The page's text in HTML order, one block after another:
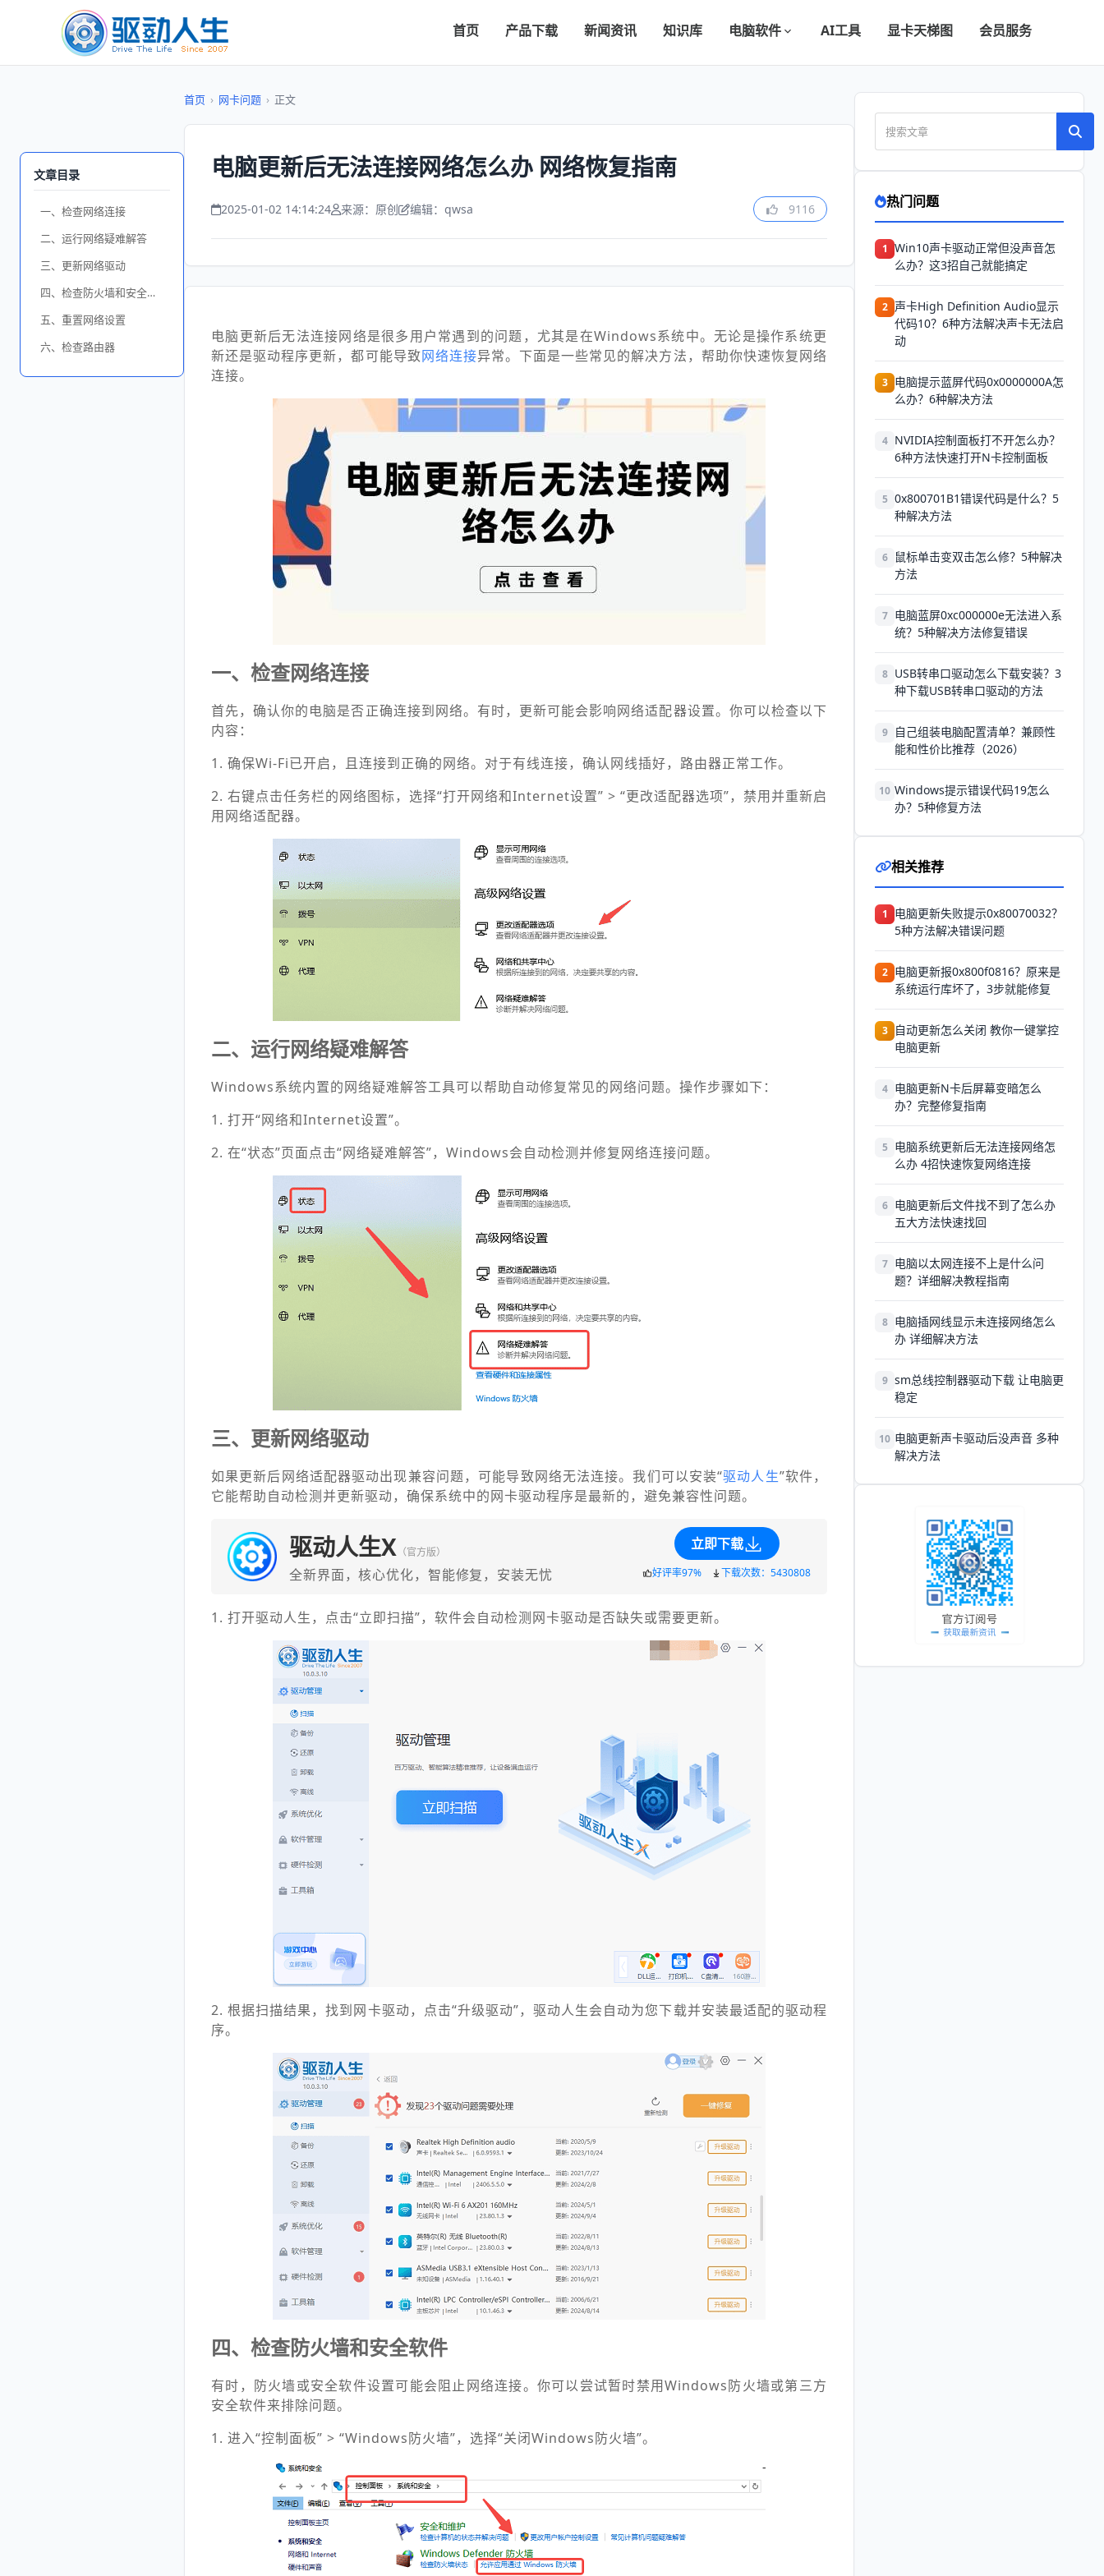
首页 产品下载 新闻资讯 知识库 电脑软件 AI工具 显卡天梯图 会员服务
文章目录
一、检查网络连接
二、运行网络疑难解答
三、更新网络驱动
四、检查防火墙和安全软件
五、重置网络设置
六、检查路由器
首页 › 网卡问题 › 正文
电脑更新后无法连接网络怎么办 网络恢复指南
2025-01-02 14:14:24 来源：原创 编辑：qwsa 9116
电脑更新后无法连接网络是很多用户常遇到的问题，尤其是在Windows系统中。无论是操作系统更
新还是驱动程序更新，都可能导致网络连接异常。下面是一些常见的解决方法，帮助你快速恢复网络
连接。
一、检查网络连接
首先，确认你的电脑是否正确连接到网络。有时，更新可能会影响网络适配器设置。你可以检查以下
内容：
1. 确保Wi-Fi已开启，且连接到正确的网络。对于有线连接，确认网线插好，路由器正常工作。
2. 右键点击任务栏的网络图标，选择“打开网络和Internet设置” > “更改适配器选项”，禁用并重新启
用网络适配器。
二、运行网络疑难解答
Windows系统内置的网络疑难解答工具可以帮助自动修复常见的网络问题。操作步骤如下：
1. 打开“网络和Internet设置”。
2. 在“状态”页面点击“网络疑难解答”，Windows会自动检测并修复网络连接问题。
三、更新网络驱动
如果更新后网络适配器驱动出现兼容问题，可能导致网络无法连接。我们可以安装“驱动人生”软件，
它能帮助自动检测并更新驱动，确保系统中的网卡驱动程序是最新的，避免兼容性问题。
驱动人生X （官方版）
全新界面，核心优化，智能修复，安装无忧
立即下载
好评率97% 下载次数：5430808
1. 打开驱动人生，点击“立即扫描”，软件会自动检测网卡驱动是否缺失或需要更新。
2. 根据扫描结果，找到网卡驱动，点击“升级驱动”，驱动人生会自动为您下载并安装最适配的驱动程
序。
四、检查防火墙和安全软件
有时，防火墙或安全软件设置可能会阻止网络连接。你可以尝试暂时禁用Windows防火墙或第三方
安全软件来排除问题。
1. 进入“控制面板” > “Windows防火墙”，选择“关闭Windows防火墙”。
热门问题
1 Win10声卡驱动正常但没声音怎
么办？这3招自己就能搞定
2 声卡High Definition Audio显示
代码10？6种方法解决声卡无法启
动
3 电脑提示蓝屏代码0x0000000A怎
么办？6种解决方法
4 NVIDIA控制面板打不开怎么办？
6种方法快速打开N卡控制面板
5 0x800701B1错误代码是什么？5
种解决方法
6
鼠标单击变双击怎么修？5种解决
方法
7 电脑蓝屏0xc000000e无法进入系
统？5种解决方法修复错误
8 USB转串口驱动怎么下载安装？3
种下载USB转串口驱动的方法
9
自己组装电脑配置清单？兼顾性
能和性价比推荐（2026）
10 Windows提示错误代码19怎么
办？5种修复方法
相关推荐
1
电脑更新失败提示0x80070032？
5种方法解决错误问题
2 电脑更新报0x800f0816？原来是
系统运行库坏了，3步就能修复
3
自动更新怎么关闭 教你一键掌控
电脑更新
4 电脑更新N卡后屏幕变暗怎么
办？完整修复指南
5 电脑系统更新后无法连接网络怎
么办 4招快速恢复网络连接
6 电脑更新后文件找不到了怎么办
五大方法快速找回
7 电脑以太网连接不上是什么问
题？详细解决教程指南
8 电脑插网线显示未连接网络怎么
办 详细解决方法
9 sm总线控制器驱动下载 让电脑更
稳定
10 电脑更新声卡驱动后没声音 多种
解决方法